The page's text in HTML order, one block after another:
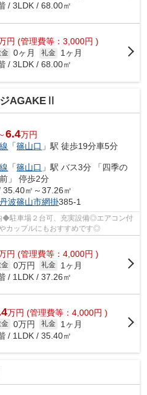
/ 3LDK / 68.00㎡
円 (管理費等：3,000円 )
金 0ヶ月 礼金
1ヶ月
/ 3LDK / 68.00㎡
AGAKEⅡ
6.4万円
「篠山口 」駅 徒歩19分車5分
「篠山口 」駅 バス3分 「四季の
」 停歩2分
35.40㎡～37.26㎡
丹波篠山市網掛385-1
◆駐車場２台可、充実設備◎エアコン付
カップルにもおすすめです◎
円 (管理費等：4,000円 )
金 0万円 礼金
1ヶ月
/ 1LDK / 37.26㎡
万円 (管理費等：4,000円 )
金 0万円 礼金
1ヶ月
/ 1LDK / 35.40㎡